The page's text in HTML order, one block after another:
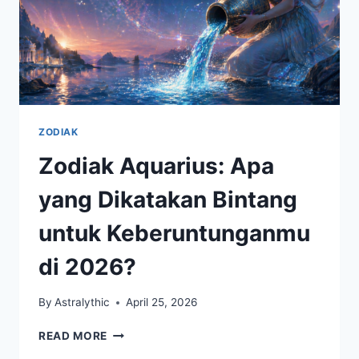
ZODIAK
Zodiak Aquarius: Apa
yang Dikatakan Bintang
untuk Keberuntunganmu
di 2026?
By Astralythic April 25, 2026
READ MORE ZODIAK